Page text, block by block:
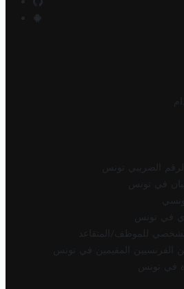
الضريبي تونس
في تونس
في تونس
للموظف/المتقاعد
الفرنسيين المقيمين في تونس
في تونس